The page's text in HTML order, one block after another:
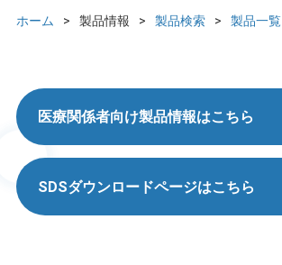
ホーム > 製品情報 > 製品検索 > 製品一覧
医療関係者向け製品情報はこちら
SDSダウンロードページはこちら